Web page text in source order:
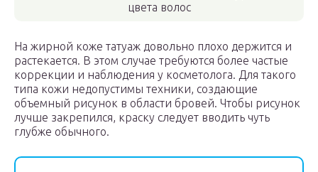
цвета волос
На жирной коже татуаж довольно плохо держится и
растекается. В этом случае требуются более частые
коррекции и наблюдения у косметолога. Для такого
типа кожи недопустимы техники, создающие
объемный рисунок в области бровей. Чтобы рисунок
лучше закрепился, краску следует вводить чуть
глубже обычного.